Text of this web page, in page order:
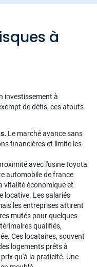
à
investissement à
de défis, ces atouts
Le marché avance sans
financières et limite les
avec l'usine toyota
automobile de france
vitalité économique et
locative. Les salariés
les entreprises attirent
mutés pour quelques
qualifiés,
Ces locataires, souvent
logements prêts à
qu'à la praticité. Une